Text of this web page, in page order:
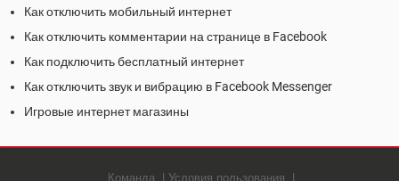
Как отключить мобильный интернет
Как отключить комментарии на странице в Facebook
Как подключить бесплатный интернет
Как отключить звук и вибрацию в Facebook Messenger
Игровые интернет магазины
Команда Условия пользования